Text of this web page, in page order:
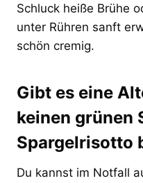
Schluck heiße Brühe
unter Rühren sanft
schön cremig.
Gibt es eine
keinen grünen
Spargelrisotto
Du kannst im Notfall